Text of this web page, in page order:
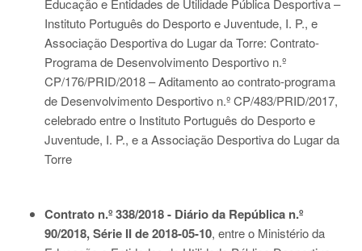
Educação e Entidades de Utilidade Pública Desportiva –
Instituto Português do Desporto e Juventude, I. P., e
Associação Desportiva do Lugar da Torre: Contrato-
Programa de Desenvolvimento Desportivo n.º
CP/176/PRID/2018 – Aditamento ao contrato-programa
de Desenvolvimento Desportivo n.º CP/483/PRID/2017,
celebrado entre o Instituto Português do Desporto e
Juventude, I. P., e a Associação Desportiva do Lugar da
Torre
Contrato n.º 338/2018 - Diário da República n.º
90/2018, Série II de 2018-05-10, entre o Ministério da